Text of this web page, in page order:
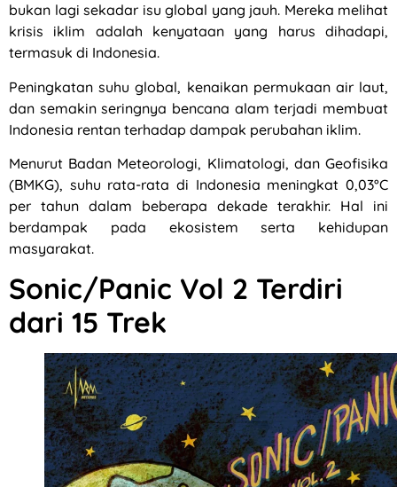
bukan lagi sekadar isu global yang jauh. Mereka melihat
krisis iklim adalah kenyataan yang harus dihadapi,
termasuk di Indonesia.
Peningkatan suhu global, kenaikan permukaan air laut,
dan semakin seringnya bencana alam terjadi membuat
Indonesia rentan terhadap dampak perubahan iklim.
Menurut Badan Meteorologi, Klimatologi, dan Geofisika
(BMKG), suhu rata-rata di Indonesia meningkat 0,03°C
per tahun dalam beberapa dekade terakhir. Hal ini
berdampak pada ekosistem serta kehidupan
masyarakat.
Sonic/Panic Vol 2 Terdiri
dari 15 Trek